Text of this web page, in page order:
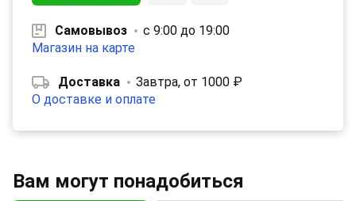
Самовывоз
с 9:00 до 19:00
Магазин на карте
Доставка
Завтра, от 1000 ₽
О доставке и оплате
Вам могут понадобиться